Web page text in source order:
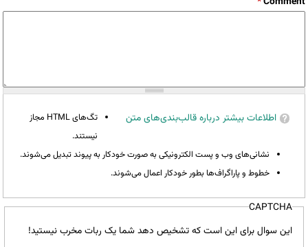
اطلاعات بیشتر درباره قالب‌بندی‌های متن
تگ‌های HTML مجاز
نیستند.
نشانی‌های وب و پست الکترونیکی به صورت خودکار به پیوند تبدیل می‌شوند.
خطوط و پاراگراف‌ها بطور خودکار اعمال می‌شوند.
CAPTCHA
این سوال برای این است که تشخیص دهد شما یک ربات مخرب نیستید!